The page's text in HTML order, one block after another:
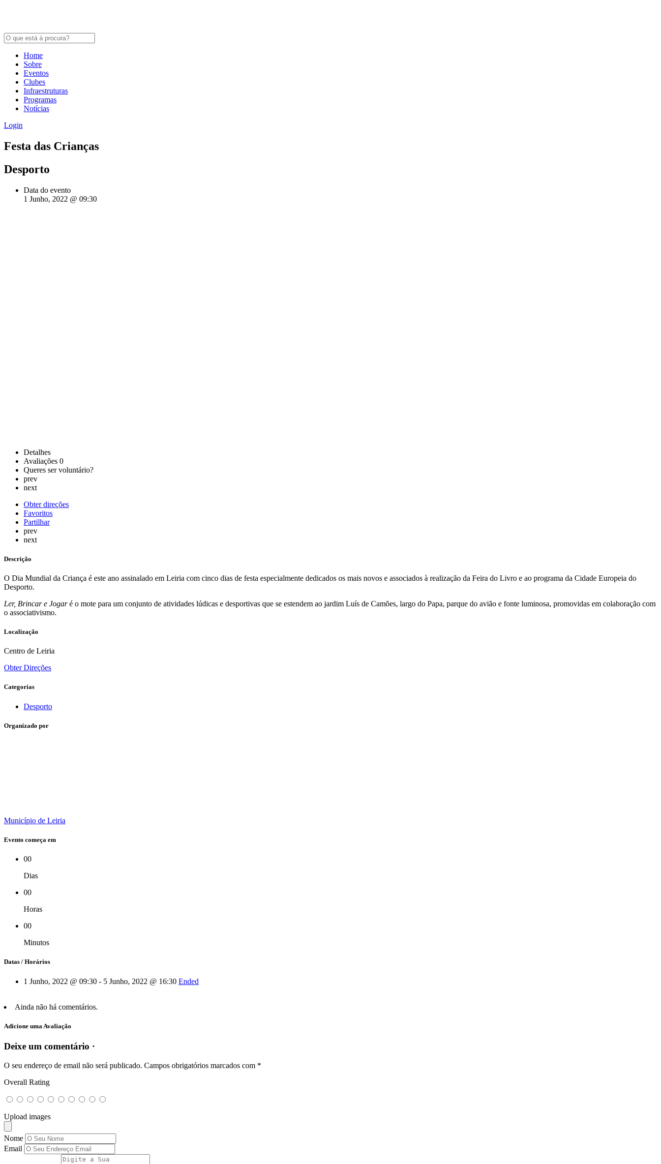
Home
Sobre
Eventos
Clubes
Infraestruturas
Programas
Notícias
Login
Festa das Crianças
Desporto
Data do evento
1 Junho, 2022 @ 09:30
Detalhes
Avaliações 0
Queres ser voluntário?
prev
next
Obter direções
Favoritos
Partilhar
prev
next
Descrição
O Dia Mundial da Criança é este ano assinalado em Leiria com cinco dias de festa especialmente dedicados os mais novos e associados à realização da Feira do Livro e ao programa da Cidade Europeia do
Desporto.
Ler, Brincar e Jogaré o mote para um conjunto de atividades lúdicas e desportivas que se estendem ao jardim Luís de Camões, largo do Papa, parque do avião e fonte luminosa, promovidas em colaboração com
o associativismo.
Localização
Centro de Leiria
Obter Direções
Categorias
Desporto
Organizado por
Município de Leiria
Evento começa em
00
Dias
00
Horas
00
Minutos
Datas / Horários
1 Junho, 2022 @ 09:30 - 5 Junho, 2022 @ 16:30 Ended
Ainda não há comentários.
Adicione uma Avaliação
Deixe um comentário ·
O seu endereço de email não será publicado. Campos obrigatórios marcados com *
Overall Rating
Upload images
Nome
Email